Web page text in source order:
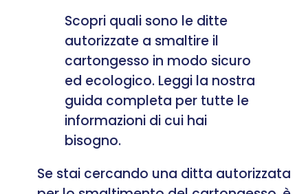
Scopri quali sono le ditte
autorizzate a smaltire il
cartongesso in modo sicuro
ed ecologico. Leggi la nostra
guida completa per tutte le
informazioni di cui hai
bisogno.
Se stai cercando una ditta autorizzata